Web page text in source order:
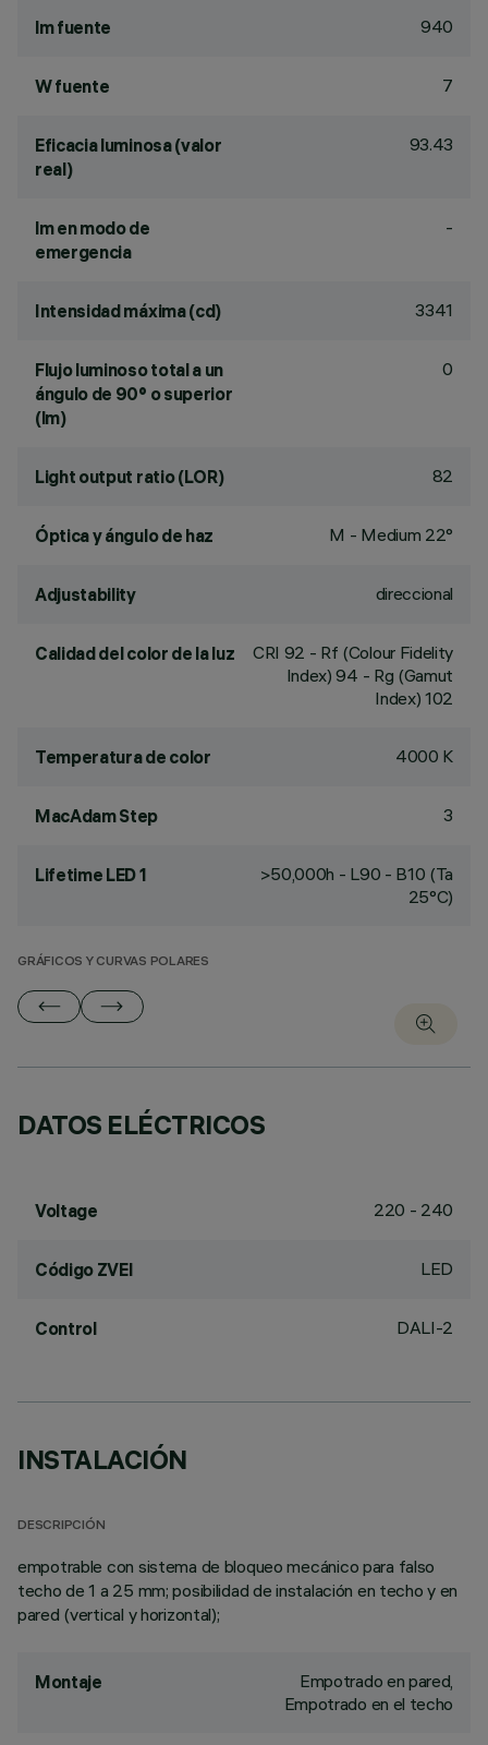
lm fuente 940
W fuente 7
Eficacia luminosa (valor
real)
93.43
lm en modo de
emergencia
-
Intensidad máxima (cd) 3341
Flujo luminoso total a un
ángulo de 90° o superior
(lm)
0
Light output ratio (LOR) 82
Óptica y ángulo de haz M - Medium 22°
Adjustability direccional
Calidad del color de la luz CRI 92 - Rf (Colour Fidelity
Index) 94 - Rg (Gamut
Index) 102
Temperatura de color 4000 K
MacAdam Step 3
Lifetime LED 1
>50,000h - L90 - B10 (Ta
25°C)
GRÁFICOS Y CURVAS POLARES
DATOS ELÉCTRICOS
Voltage 220 - 240
Código ZVEI LED
Control DALI-2
INSTALACIÓN
DESCRIPCIÓN
empotrable con sistema de bloqueo mecánico para falso
techo de 1 a 25 mm; posibilidad de instalación en techo y en
pared (vertical y horizontal);
Montaje
Empotrado en pared,
Empotrado en el techo